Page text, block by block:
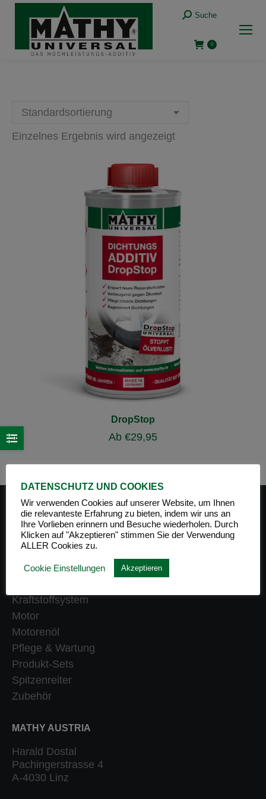
Suche:
Suche
0
Einzelnes Ergebnis wird angezeigt
DropStop
Ab €29,95
PRODUKT-KATEGORIEN
Getriebe
Heizung
Kraftstoffsystem
Motor
Motorenöl
Pflege & Wartung
Produkt-Sets
Spitzenreiter
Zubehör
MATHY AUSTRIA
Harald Dostal
Pachingerstrasse 4
A-4030 Linz
DATENSCHUTZ UND COOKIES
Wir verwenden Cookies auf unserer Website, um Ihnen
die relevanteste Erfahrung zu bieten, indem wir uns an
Ihre Vorlieben erinnern und Besuche wiederholen. Durch
Klicken auf "Akzeptieren" stimmen Sie der Verwendung
ALLER Cookies zu.
Cookie Einstellungen Akzeptieren